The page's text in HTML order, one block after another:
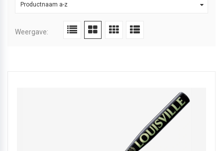
Productnaam a-z
Weergave: